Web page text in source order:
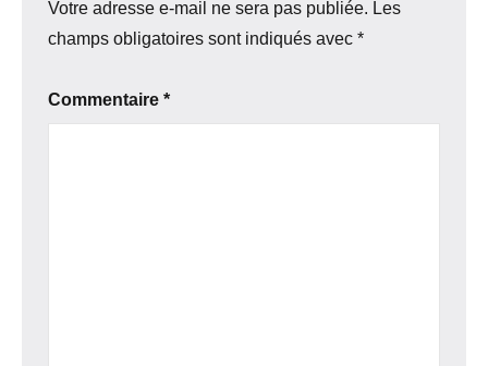
Votre adresse e-mail ne sera pas publiée. Les
champs obligatoires sont indiqués avec *
Commentaire *